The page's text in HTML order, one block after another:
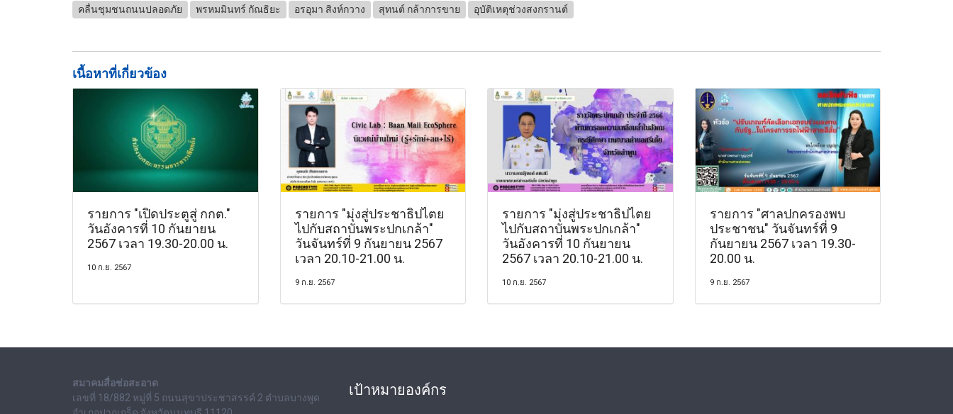
คลื่นชุมชนถนนปลอดภัย พรหมมินทร์ กัณธิยะ อรอุมา สิงห์กวาง สุทนต์ กล้าการขาย อุบัติเหตุช่วงสงกรานต์
เนื้อหาที่เกี่ยวข้อง
รายการ "เปิดประตูสู่ กกต."
วันอังคารที่ 10 กันยายน
2567 เวลา 19.30-20.00 น.
10 ก.ย. 2567
รายการ "มุ่งสู่ประชาธิปไตย
ไปกับสถาบันพระปกเกล้า"
วันจันทร์ที่ 9 กันยายน 2567
เวลา 20.10-21.00 น.
9 ก.ย. 2567
รายการ "มุ่งสู่ประชาธิปไตย
ไปกับสถาบันพระปกเกล้า"
วันอังคารที่ 10 กันยายน
2567 เวลา 20.10-21.00 น.
10 ก.ย. 2567
รายการ "ศาลปกครองพบ
ประชาชน" วันจันทร์ที่ 9
กันยายน 2567 เวลา 19.30-
20.00 น.
9 ก.ย. 2567
สมาคมสื่อช่อสะอาด
เลขที่ 18/882 หมู่ที่ 5 ถนนสุขาประชาสรรค์ 2 ตำบลบางพูด
เป้าหมายองค์กร